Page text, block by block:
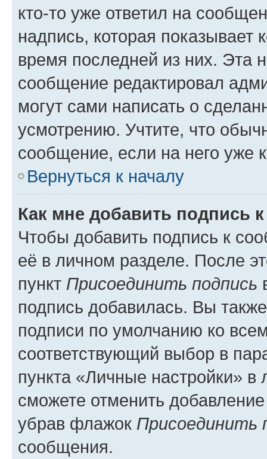
кто-то уже ответил на
надпись, которая показывает
время последней из них. Эта
сообщение редактировал
могут сами написать о
усмотрению. Учтите, что
сообщение, если на него уже
Вернуться к началу
Как мне добавить подпись
Чтобы добавить подпись к
её в личном разделе. После
пункт Присоединить подпись
подпись добавилась. Вы
подписи по умолчанию ко
соответствующий выбор в
пункта «Личные настройки»
сможете отменить
убрав флажок Присоединить
сообщения.